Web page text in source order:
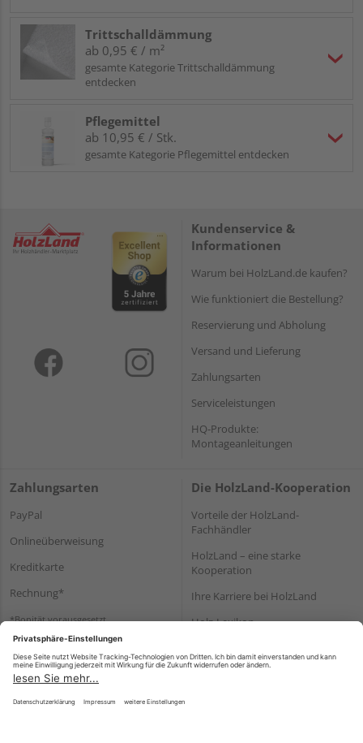
Trittschalldämmung
ab 0,95 € / m²
gesamte Kategorie Trittschalldämmung
entdecken
Pflegemittel
ab 10,95 € / Stk.
gesamte Kategorie Pflegemittel entdecken
Kundenservice &
Informationen
Warum bei HolzLand.de kaufen?
Wie funktioniert die Bestellung?
Reservierung und Abholung
Versand und Lieferung
Zahlungsarten
Serviceleistungen
HQ-Produkte:
Montageanleitungen
Zahlungsarten
PayPal
Onlineüberweisung
Kreditkarte
Rechnung*
*Bonität vorausgesetzt
Die HolzLand-Kooperation
Vorteile der HolzLand-
Fachhändler
HolzLand – eine starke
Kooperation
Ihre Karriere bei HolzLand
Holz-Lexikon